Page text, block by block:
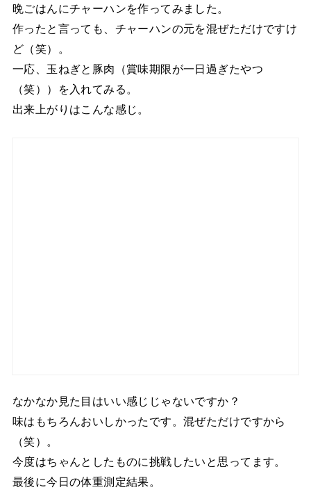
晩ごはんにチャーハンを作ってみました。
作ったと言っても、チャーハンの元を混ぜただけですけ
ど（笑）。
一応、玉ねぎと豚肉（賞味期限が一日過ぎたやつ
（笑））を入れてみる。
出来上がりはこんな感じ。
なかなか見た目はいい感じじゃないですか？
味はもちろんおいしかったです。混ぜただけですから
（笑）。
今度はちゃんとしたものに挑戦したいと思ってます。
最後に今日の体重測定結果。